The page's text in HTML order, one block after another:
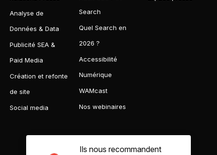
Analyse de
Données & Data
Publicité SEA &
Paid Media
Création et refonte
de site
Social media
Search
Quel Search en
2026 ?
Accessibilité
Numérique
WAMcast
Nos webinaires
Ils nous recommandent